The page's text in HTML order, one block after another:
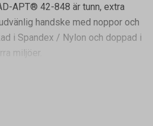
APT® 42-848 är tunn, extra
handske med noppor och
i Spandex / Nylon och doppad i
miljöer.